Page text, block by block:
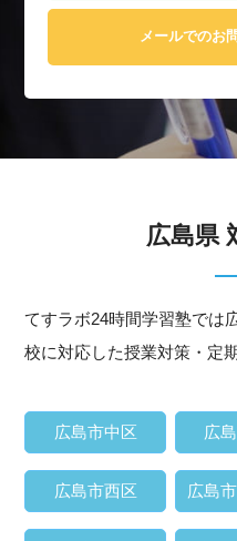
メールでのお
広島県
てすラボ24時間学習塾では
校に対応した授業対策・定
広島市中区 広
広島市西区 広島